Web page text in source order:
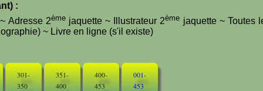
:
Adresse 2èmejaquette ~ Illustrateur 2ème jaquette ~ Toutes
~ Livre en ligne (s'il existe)
301-
350
351-
400
400-
453
001-
453